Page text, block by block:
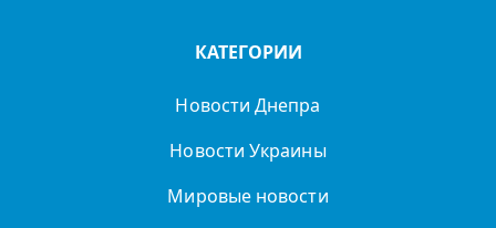
КАТЕГОРИИ
Новости Днепра
Новости Украины
Мировые новости